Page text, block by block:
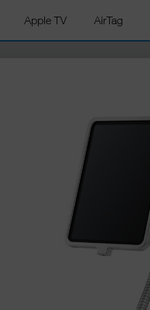
Apple TV AirTag